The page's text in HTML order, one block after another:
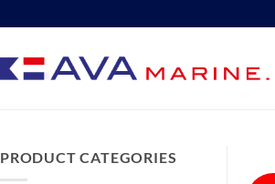
PRODUCT CATEGORIES